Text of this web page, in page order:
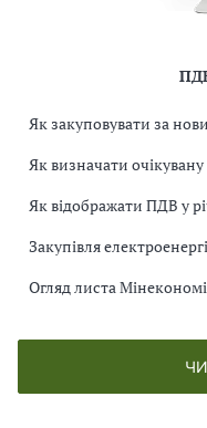
Як закуповувати за
Як визначати очікувану
Як відображати ПДВ у
Закупівля
Огляд листа